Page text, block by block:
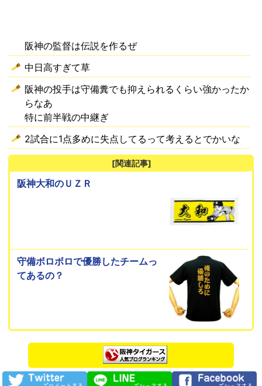
阪神の監督は伝説を作るぜ
中日高すぎて草
阪神の投手は守備糞でも抑えられるくらい強かったか
らなあ
特に前半戦の中継ぎ
2試合に1点多めに失点してるって考えるとでかいな
[関連記事]
阪神大和のＵＺＲ
守備ボロボロで優勝したチームっ
てあるの？